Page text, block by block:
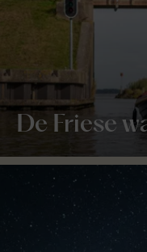
De Friese